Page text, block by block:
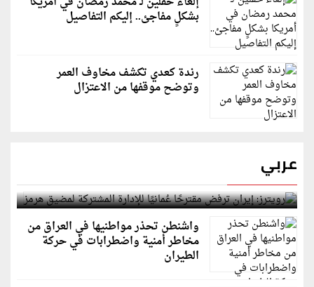
بشكلٍ مفاجئ.. إليكم التفاصيل
رندة كعدي تكشف مخاوف العمر
وتوضح موقفها من الاعتزال
عربي
رويترز: إيران ترفض مقترحًا عُمانيًا للإدارة المشتركة
لمضيق هرمز
واشنطن تحذر مواطنيها في العراق من
مخاطر أمنية واضطرابات في حركة
الطيران